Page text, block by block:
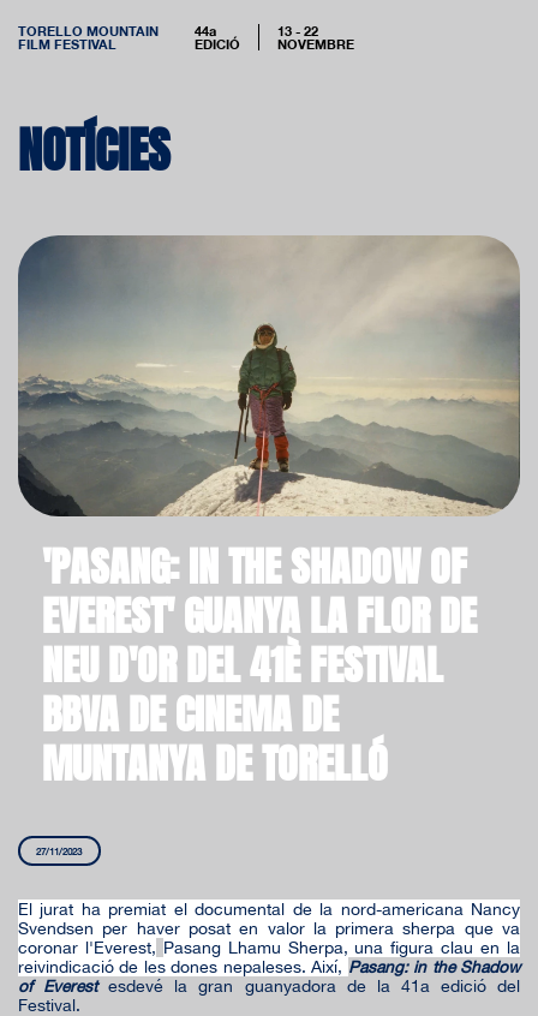
TORELLO MOUNTAIN
FILM FESTIVAL
44a
EDICIÓ
13 - 22
NOVEMBRE
NOTÍCIES
'PASANG: IN THE SHADOW OF
EVEREST' GUANYA LA FLOR DE
NEU D'OR DEL 41È FESTIVAL
BBVA DE CINEMA DE
MUNTANYA DE TORELLÓ
27/11/2023
El jurat ha premiat el documental de la nord-americana Nancy
Svendsen per haver posat en valor la primera sherpa que va
coronar l'Everest, Pasang Lhamu Sherpa, una figura clau en la
reivindicació de les dones nepaleses. Així, Pasang: in the Shadow
of Everestesdevé la gran guanyadora de la 41a edició del
Festival.